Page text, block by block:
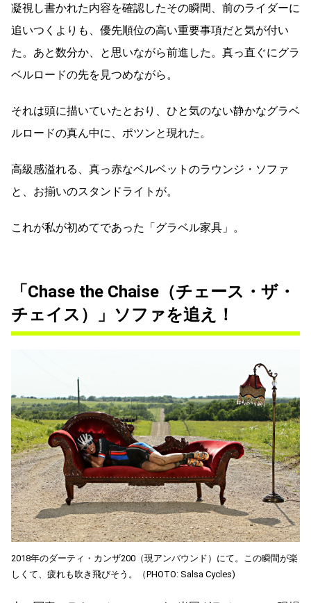
凝視し書かれた内容を確認したその瞬間、前のライダーに
追いつくよりも、優先順位の高い重要事項だと気が付い
た。あと数分か、と思いながら前進した。真っ直ぐにグラ
ベルロードの先を見つめながら。
それは頭に描いていたとおり、ひと気のない静かなグラベ
ルロードの真ん中に、ポツンと現れた。
高級感溢れる、真っ赤なベルベットのラウンジ・ソファ
と、お揃いのスタンドライトが。
これが私が初めてであった「グラベル家具」。
「Chase the Chaise（チェース・ザ・
チェイス）」ソファを追え！
2018年のダーティ・カンザ200（現アンバウンド）にて。この瞬間が楽
しくて、疲れも吹き飛びそう。（PHOTO: Salsa Cycles)